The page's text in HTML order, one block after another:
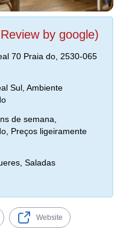
by google)
70 Praia do, 2530-065
Sul, Ambiente
de semana,
Preços ligeiramente
Saladas
Website